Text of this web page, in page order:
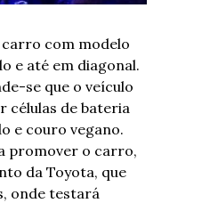
carro com modelo
e até em diagonal.
se que o veículo
células de bateria
e couro vegano.
promover o carro,
da Toyota, que
onde testará